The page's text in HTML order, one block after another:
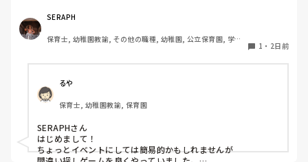
るものを探しています。現場の準備に手間がかかりすぎず、
子どもたちが夢中になれるおすすめのゲームがあればぜひ教
えてください。
SERAPH
保育士, 幼稚園教諭, その他の職種, 幼稚園, 公立保育園, 学童
1 ・ 2日前
るや
保育士, 幼稚園教諭, 保育園
SERAPHさん
はじめまして！
ちょっとイベントにしては簡易的かもしれませんが